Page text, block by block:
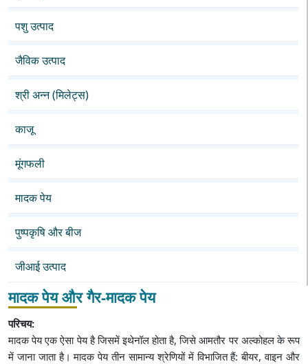
पशु उत्पाद
जैविक उत्पाद
श्री अन्न (मिलेट्स)
काजू
मूंगफली
मादक पेय
पुष्पकृषि और बीज
जीआई उत्पाद
मादक पेय और गैर-मादक पेय
परिचय:
मादक पेय एक ऐसा पेय है जिसमें इथेनॉल होता है, जिसे आमतौर पर अल्कोहल के रूप
में जाना जाता है। मादक पेय तीन सामान्य श्रेणियों में विभाजित हैं: बीयर, वाइन और